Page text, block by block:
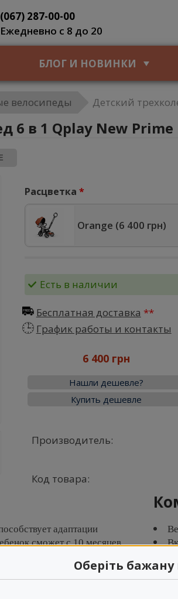
(067) 287-00-00
Ежедневно с 8 до 20
БЛОГ И НОВИНКИ
велосипеды Детский
6 в 1 Qplay New Prime
Расцветка
Orange (6 400 грн)
Есть в наличии
Бесплатная доставка
График работы и контакты
6 400 грн
Нашли дешевле?
Купить дешевле
Производитель:
Код товара:
адаптации
сможет с 10 месяцев
велосипедист научится
а в 6 лет
Оберіть